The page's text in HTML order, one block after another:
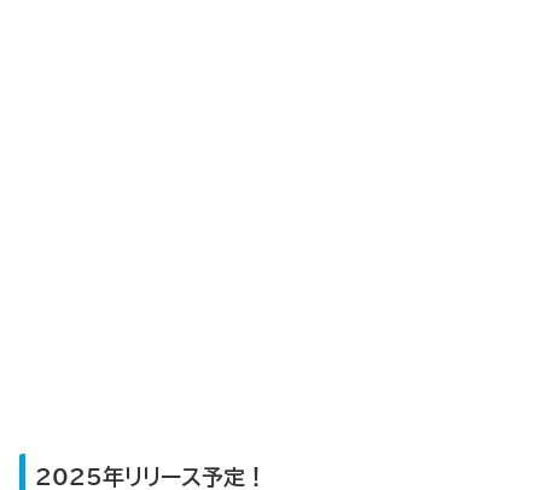
2025年リリース予定！